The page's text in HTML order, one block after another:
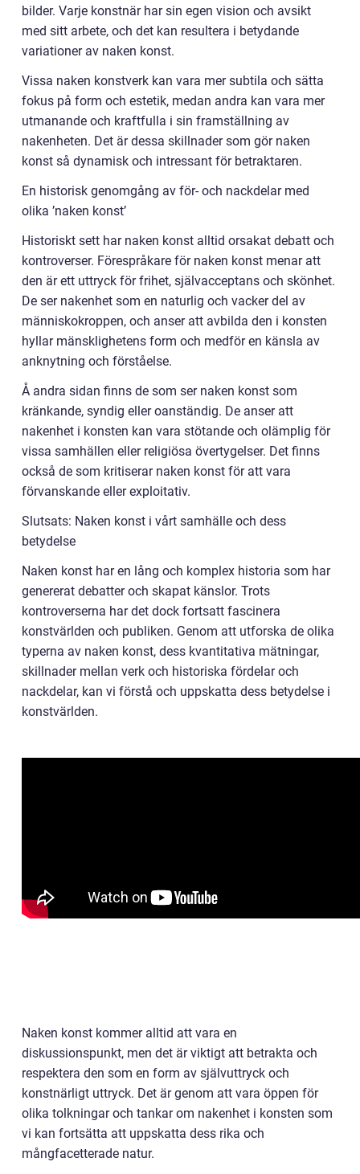
bilder. Varje konstnär har sin egen vision och avsikt
med sitt arbete, och det kan resultera i betydande
variationer av naken konst.
Vissa naken konstverk kan vara mer subtila och sätta
fokus på form och estetik, medan andra kan vara mer
utmanande och kraftfulla i sin framställning av
nakenheten. Det är dessa skillnader som gör naken
konst så dynamisk och intressant för betraktaren.
En historisk genomgång av för- och nackdelar med
olika ’naken konst’
Historiskt sett har naken konst alltid orsakat debatt och
kontroverser. Förespråkare för naken konst menar att
den är ett uttryck för frihet, självacceptans och skönhet.
De ser nakenhet som en naturlig och vacker del av
människokroppen, och anser att avbilda den i konsten
hyllar mänsklighetens form och medför en känsla av
anknytning och förståelse.
Å andra sidan finns de som ser naken konst som
kränkande, syndig eller oanständig. De anser att
nakenhet i konsten kan vara stötande och olämplig för
vissa samhällen eller religiösa övertygelser. Det finns
också de som kritiserar naken konst för att vara
förvanskande eller exploitativ.
Slutsats: Naken konst i vårt samhälle och dess
betydelse
Naken konst har en lång och komplex historia som har
genererat debatter och skapat känslor. Trots
kontroverserna har det dock fortsatt fascinera
konstvärlden och publiken. Genom att utforska de olika
typerna av naken konst, dess kvantitativa mätningar,
skillnader mellan verk och historiska fördelar och
nackdelar, kan vi förstå och uppskatta dess betydelse i
konstvärlden.
Naken konst kommer alltid att vara en
diskussionspunkt, men det är viktigt att betrakta och
respektera den som en form av självuttryck och
konstnärligt uttryck. Det är genom att vara öppen för
olika tolkningar och tankar om nakenhet i konsten som
vi kan fortsätta att uppskatta dess rika och
mångfacetterade natur.